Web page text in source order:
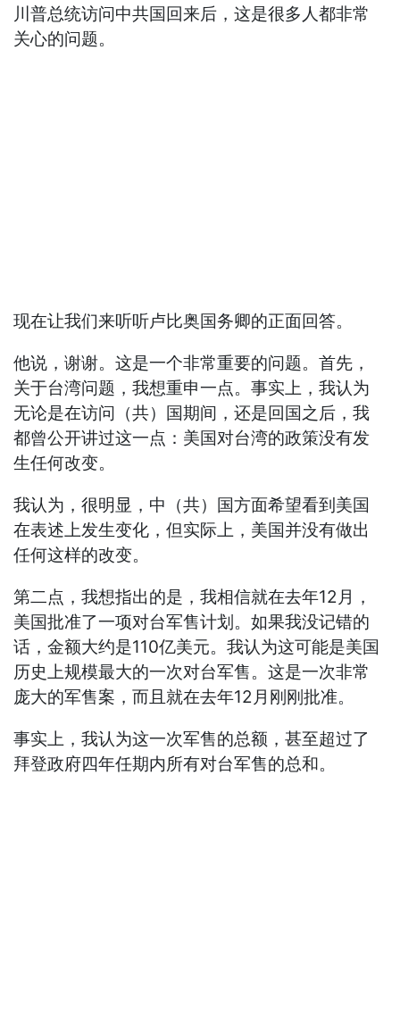
川普总统访问中共国回来后，这是很多人都非常
关心的问题。
现在让我们来听听卢比奥国务卿的正面回答。
他说，谢谢。这是一个非常重要的问题。首先，
关于台湾问题，我想重申一点。事实上，我认为
无论是在访问（共）国期间，还是回国之后，我
都曾公开讲过这一点：美国对台湾的政策没有发
生任何改变。
我认为，很明显，中（共）国方面希望看到美国
在表述上发生变化，但实际上，美国并没有做出
任何这样的改变。
第二点，我想指出的是，我相信就在去年12月，
美国批准了一项对台军售计划。如果我没记错的
话，金额大约是110亿美元。我认为这可能是美国
历史上规模最大的一次对台军售。这是一次非常
庞大的军售案，而且就在去年12月刚刚批准。
事实上，我认为这一次军售的总额，甚至超过了
拜登政府四年任期内所有对台军售的总和。